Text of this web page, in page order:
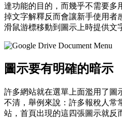
達功能的目的，而幾乎不需要多
掉文字解釋反而會讓新手使用者
滑鼠游標移動到圖示上時提供文
圖示要有明確的暗示
許多網站就在選單上面濫用了圖
不清，舉例來說：許多報稅人常
站，首頁出現的這四張圖示就反